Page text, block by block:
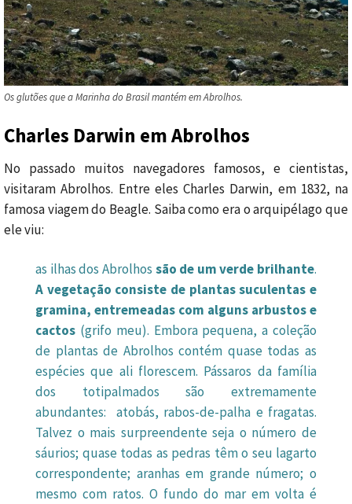
Os glutões que a Marinha do Brasil mantém em Abrolhos.
Charles Darwin em Abrolhos
No passado muitos navegadores famosos, e cientistas,
visitaram Abrolhos. Entre eles Charles Darwin, em 1832, na
famosa viagem do Beagle. Saiba como era o arquipélago que
ele viu:
as ilhas dos Abrolhos são de um verde brilhante.
A vegetação consiste de plantas suculentas e
gramina, entremeadas com alguns arbustos e
cactos (grifo meu). Embora pequena, a coleção
de plantas de Abrolhos contém quase todas as
espécies que ali florescem. Pássaros da família
dos totipalmados são extremamente
abundantes: atobás, rabos-de-palha e fragatas.
Talvez o mais surpreendente seja o número de
sáurios; quase todas as pedras têm o seu lagarto
correspondente; aranhas em grande número; o
mesmo com ratos. O fundo do mar em volta é